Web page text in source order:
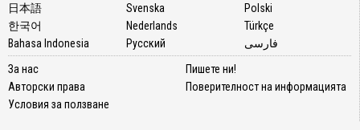
...
日本語
한국어
Bahasa Indonesia
Svenska
Nederlands
Русский
Polski
Türkçe
فارسی
За нас
Авторски права
Условия за ползване
Пишете ни!
Поверителност на информацията